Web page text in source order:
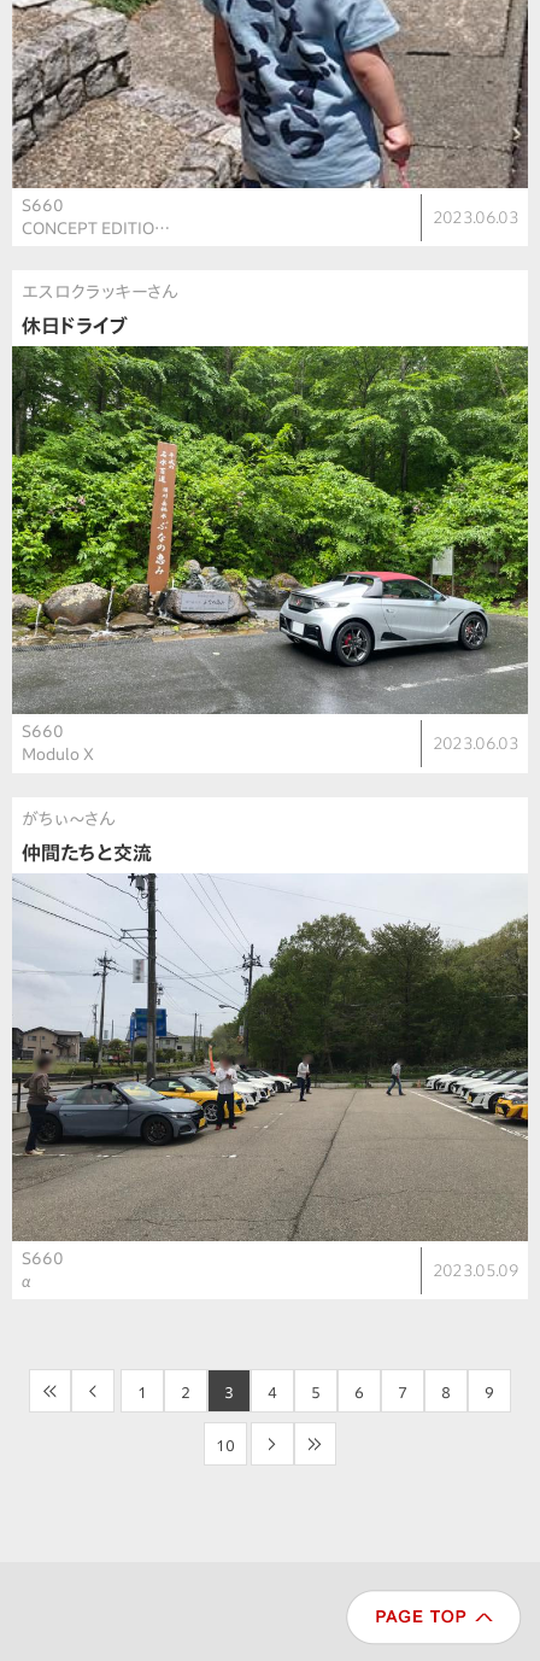
S660
CONCEPT EDITIO…
2023.06.03
エスロクラッキーさん
休日ドライブ
S660
Modulo X
2023.06.03
がちぃ〜さん
仲間たちと交流
S660
α
2023.05.09
<< < 1 2 3 4 5 6 7 8 9
10 > >>